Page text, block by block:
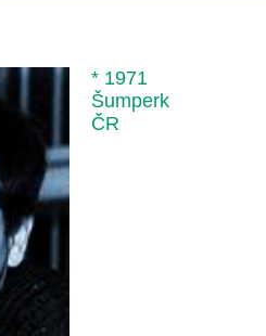
* 1971
Šumperk
ČR